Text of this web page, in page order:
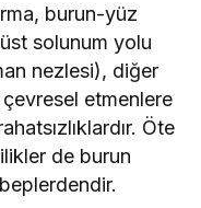
burun-yüz
solunum yolu
nezlesi), diğer
etmenlere
Öte
de burun